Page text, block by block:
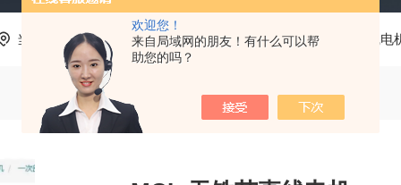
欢迎您！
来自局域网的朋友！有什么可以帮
助您的吗？
当前位置：首页 产品中心 力士乐Rexroth 同步直线电